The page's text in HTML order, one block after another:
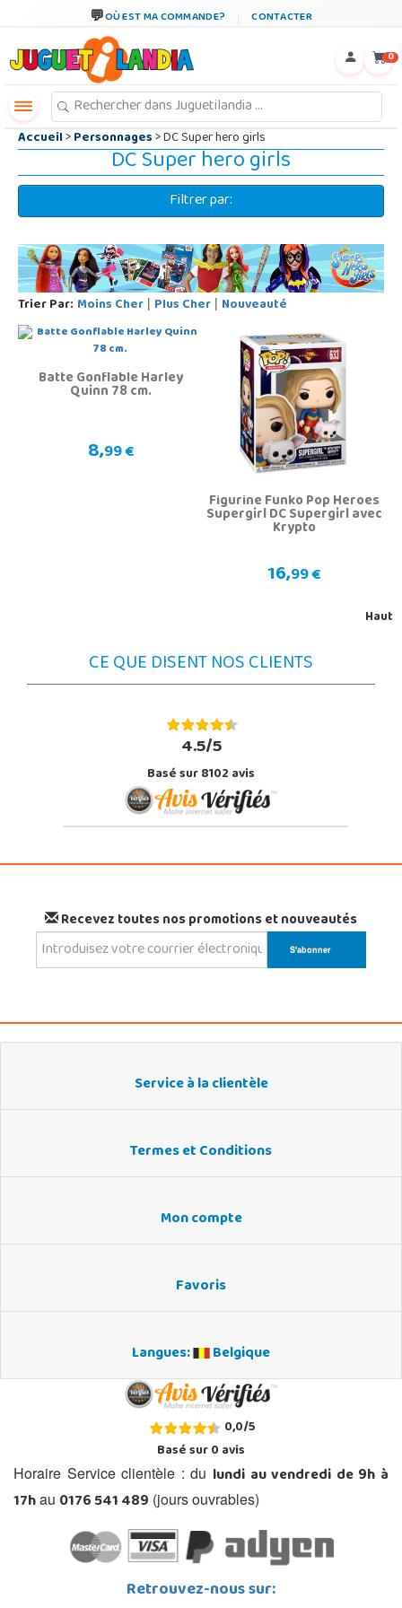
OÙ EST MA COMMANDE? CONTACTER
0
Accueil>Personnages> DC Super hero girls
DC Super hero girls
Filtrer par:
Trier Par: Moins Cher | Plus Cher | Nouveauté
Batte Gonflable Harley
Quinn 78 cm.
8,99 €
Figurine Funko Pop Heroes
Supergirl DC Supergirl avec
Krypto
16,99 €
Haut
CE QUE DISENT NOS CLIENTS
4.5/5
Basé sur 8102 avis
Recevez toutes nos promotions et nouveautés
Service à la clientèle
Termes et Conditions
Mon compte
Favoris
Langues: Belgique
0,0/5
Basé sur0avis
Horaire Service clientèle : du lundi au vendredi de 9h à
17hau 0176 541 489 (jours ouvrables)
Retrouvez-nous sur: